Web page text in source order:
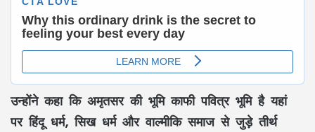
उन्होंने कहा कि अमृतसर की भूमि काफी पवित्र भूमि है यहां
पर हिंदू धर्म, सिख धर्म और वाल्मीकि समाज से जुड़े तीर्थ